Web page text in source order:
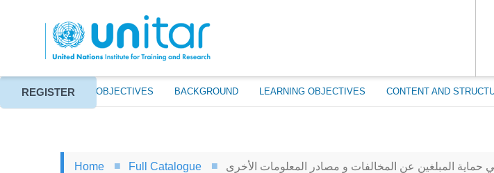
ABOUT EVENT OBJECTIVES BACKGROUND LEARNING OBJECTIVES CONTENT AND
REGISTER
LOG IN TO YOUR
Home Full Catalogue في حماية المبلغين عن المخالفات و مصادر المعلومات الأخرى